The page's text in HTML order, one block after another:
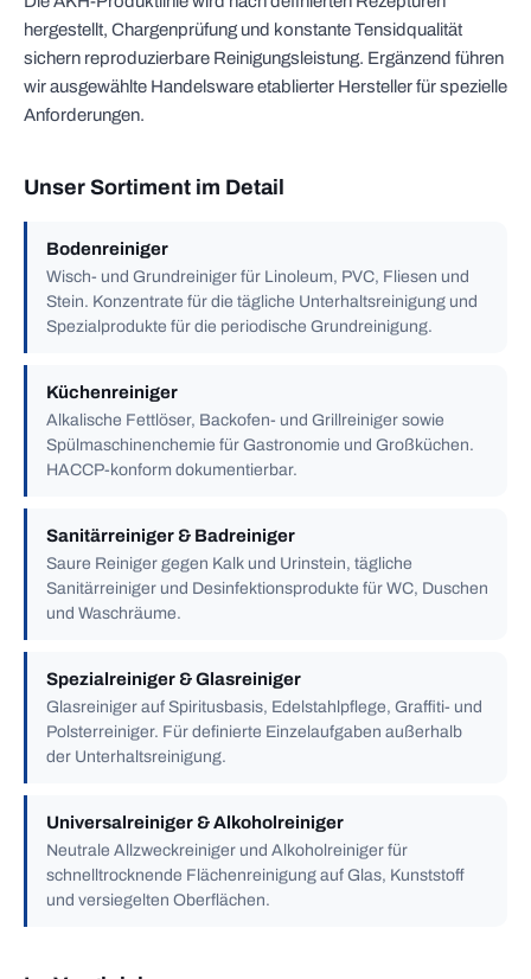
hergestellt, Chargenprüfung und konstante Tensidqualität
sichern reproduzierbare Reinigungsleistung. Ergänzend führen
wir ausgewählte Handelsware etablierter Hersteller für spezielle
Anforderungen.
Unser Sortiment im Detail
Bodenreiniger
Wisch- und Grundreiniger für Linoleum, PVC, Fliesen und
Stein. Konzentrate für die tägliche Unterhaltsreinigung und
Spezialprodukte für die periodische Grundreinigung.
Küchenreiniger
Alkalische Fettlöser, Backofen- und Grillreiniger sowie
Spülmaschinenchemie für Gastronomie und Großküchen.
HACCP-konform dokumentierbar.
Sanitärreiniger & Badreiniger
Saure Reiniger gegen Kalk und Urinstein, tägliche
Sanitärreiniger und Desinfektionsprodukte für WC, Duschen
und Waschräume.
Spezialreiniger & Glasreiniger
Glasreiniger auf Spiritusbasis, Edelstahlpflege, Graffiti- und
Polsterreiniger. Für definierte Einzelaufgaben außerhalb
der Unterhaltsreinigung.
Universalreiniger & Alkoholreiniger
Neutrale Allzweckreiniger und Alkoholreiniger für
schnelltrocknende Flächenreinigung auf Glas, Kunststoff
und versiegelten Oberflächen.